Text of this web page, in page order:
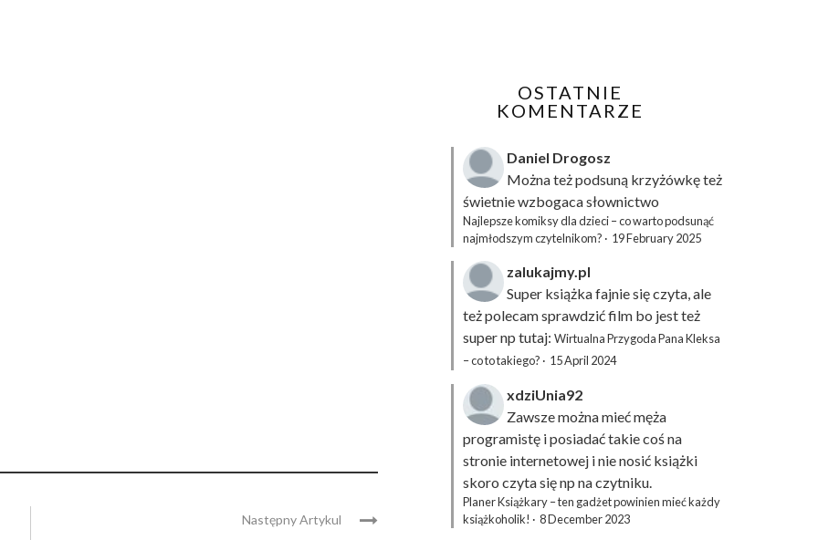
Następny Artykul
OSTATNIE
KOMENTARZE
Daniel Drogosz
Można też podsuną krzyżówkęteż
świetnie wzbogaca słownictwo
Najlepsze komiksy dla dzieci – co warto podsunąć
najmłodszym czytelnikom? · 19 February 2025
zalukajmy.pl
Super książka fajnie się czyta, ale
też polecam sprawdzić film bo jest też
super np tutaj: Wirtualna Przygoda Pana Kleksa
– co to takiego? · 15 April 2024
xdziUnia92
Zawsze można mieć męża
programistę i posiadać takie coś na
stronie internetowej i nie nosić książki
skoro czyta się np na czytniku.
Planer Książkary – ten gadżet powinien mieć każdy
książkoholik! · 8 December 2023